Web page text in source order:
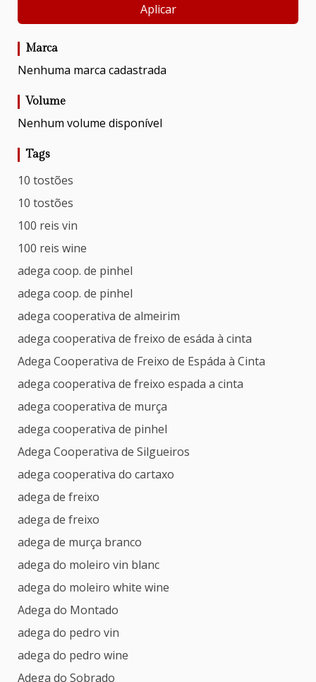
Aplicar
Marca
Nenhuma marca cadastrada
Volume
Nenhum volume disponível
Tags
10 tostões
10 tostões
100 reis vin
100 reis wine
adega coop. de pinhel
adega coop. de pinhel
adega cooperativa de almeirim
adega cooperativa de freixo de esáda à cinta
Adega Cooperativa de Freixo de Espáda à Cinta
adega cooperativa de freixo espada a cinta
adega cooperativa de murça
adega cooperativa de pinhel
Adega Cooperativa de Silgueiros
adega cooperativa do cartaxo
adega de freixo
adega de freixo
adega de murça branco
adega do moleiro vin blanc
adega do moleiro white wine
Adega do Montado
adega do pedro vin
adega do pedro wine
Adega do Sobrado